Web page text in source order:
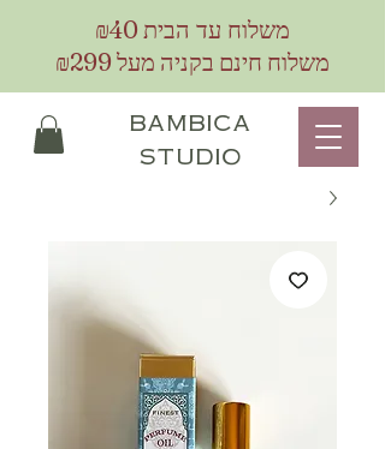
bambica
studio
משלוח עד הבית
משלוח חינם בקניה מעל ₪299